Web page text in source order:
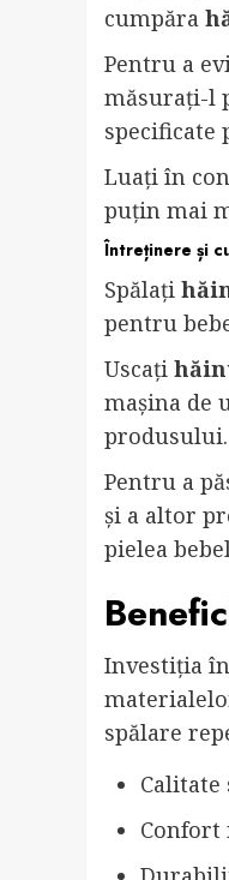
cumpăra
Pentru a
măsurați-l
specificate
Luați în
puțin mai
Întreținere și
Spălați
pentru
Uscați
mașina de
produsului.
Pentru a
și a altor
pielea
Investiția în
spălare
Confort